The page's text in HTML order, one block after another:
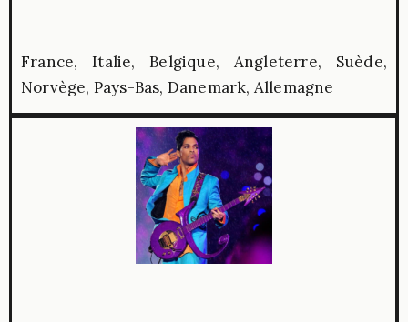
France, Italie, Belgique, Angleterre, Suède,
Norvège, Pays-Bas, Danemark, Allemagne